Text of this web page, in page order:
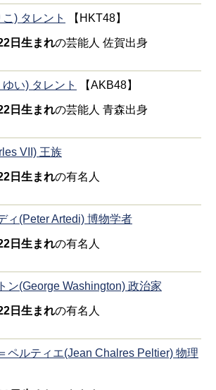
) タレント 【HKT48】
日生まれの芸能人 佐賀出身
い) タレント 【AKB48】
日生まれの芸能人 青森出身
VII) 王族
日生まれの有名人
ィ(Peter Artedi) 博物学者
日生まれの有名人
ン(George Washington) 政治家
日生まれの有名人
ペルティエ(Jean Chalres Peltier) 物理